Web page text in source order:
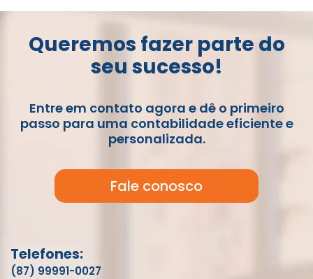
Queremos fazer parte do
seu sucesso!
Entre em contato agora e dê o primeiro
passo para uma contabilidade eficiente e
personalizada.
Fale conosco
Telefones:
(87) 99991-0027